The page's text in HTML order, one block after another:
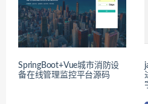
SpringBoot+Vue城市消防设
备在线管理监控平台源码